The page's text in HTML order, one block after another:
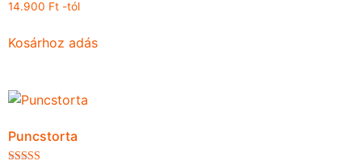
Értékelés:
4.90
14.900 Ft -tól
Kosárhoz adás
Puncstorta